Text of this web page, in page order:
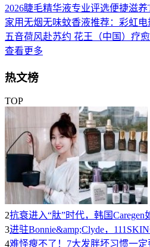
2026睫毛精华液专业评选便捷滋养
家用无烟无味蚊香液推荐：彩虹
五音荷风赴苏约 花王（中国）疗
查看更多
热文榜
TOP
2抗衰进入“肽”时代，韩国Caregen
3进驻Bonnie&amp;Clyde，
4难怪瘦不了！7大发胖坏习惯一